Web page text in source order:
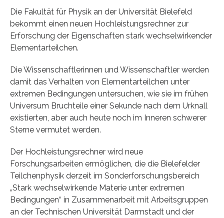
Die Fakultät für Physik an der Universität Bielefeld
bekommt einen neuen Hochleistungsrechner zur
Erforschung der Eigenschaften stark wechselwirkender
Elementarteilchen.
Die Wissenschaftlerinnen und Wissenschaftler werden
damit das Verhalten von Elementarteilchen unter
extremen Bedingungen untersuchen, wie sie im frühen
Universum Bruchteile einer Sekunde nach dem Urknall
existierten, aber auch heute noch im Inneren schwerer
Sterne vermutet werden.
Der Hochleistungsrechner wird neue
Forschungsarbeiten ermöglichen, die die Bielefelder
Teilchenphysik derzeit im Sonderforschungsbereich
„Stark wechselwirkende Materie unter extremen
Bedingungen“ in Zusammenarbeit mit Arbeitsgruppen
an der Technischen Universität Darmstadt und der